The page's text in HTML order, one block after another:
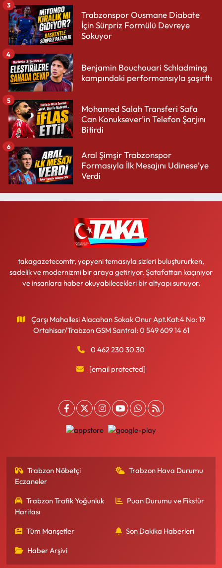
Trabzonspor Ousmane Diabate
İçin Sürpriz Formülü Devreye
Sokuyor
3
Benjamin Bouchouari Schladming
kampındaki performansıyla şaşırttı
4
Mohamed Salah Transferi Safa
Can Konuksever’in Telefon Şarjını
Bitirdi
5
Aral Şimşir Trabzonspor
Formasıyla İlk Mesajını Udinese’ye
Verdi
6
takagazetecomtr, yepyeni temasıyla sizleri buluştururken,
sadelik ve modernizmi bir araya getiriyor. Şatafattan kaçınıyor
ve insanlara haber okuyabilecekleri bir altyapı sunuyor.
Çarşı Mahallesi Alacahan Sokak Onur Apt.Kat:4 No: 19
Ortahisar/Trabzon GSM Santral: 0 549 609 14 61
0 462 230 30 30
[email protected]
Trabzon Nöbetçi
Eczaneler
Trabzon Hava Durumu
Trabzon Trafik Yoğunluk
Haritası
Puan Durumu ve Fikstür
Tüm Manşetler Son Dakika Haberleri
Haber Arşivi